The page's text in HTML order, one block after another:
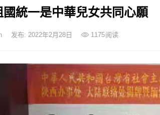
國統一是中華兒女共同心願
发布: 2022年2月28日 1175阅读